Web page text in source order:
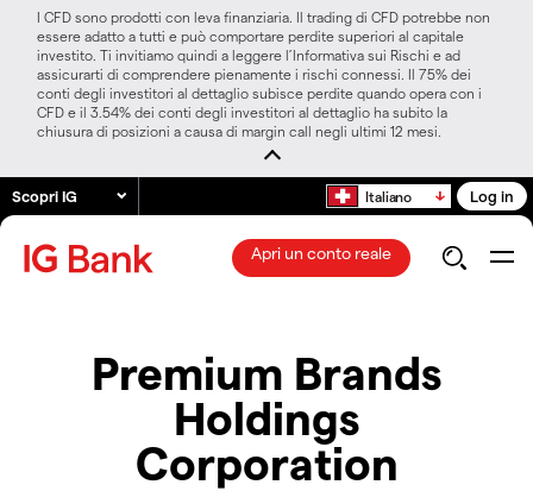
I CFD sono prodotti con leva finanziaria. Il trading di CFD potrebbe non
essere adatto a tutti e può comportare perdite superiori al capitale
investito. Ti invitiamo quindi a leggere l’Informativa sui Rischi e ad
assicurarti di comprendere pienamente i rischi connessi. Il 75% dei
conti degli investitori al dettaglio subisce perdite quando opera con i
CFD e il 3.54% dei conti degli investitori al dettaglio ha subito la
chiusura di posizioni a causa di margin call negli ultimi 12 mesi.
Scopri IG Italiano Log in
Apri un conto reale
Premium Brands
Holdings
Corporation